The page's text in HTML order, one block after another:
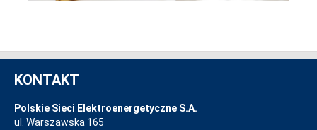
KONTAKT
Polskie Sieci Elektroenergetyczne S.A.
ul. Warszawska 165